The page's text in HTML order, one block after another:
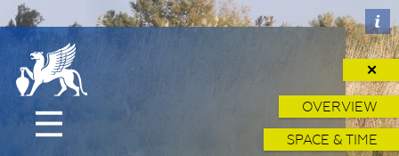
✕
OVERVIEW
SPACE & TIME